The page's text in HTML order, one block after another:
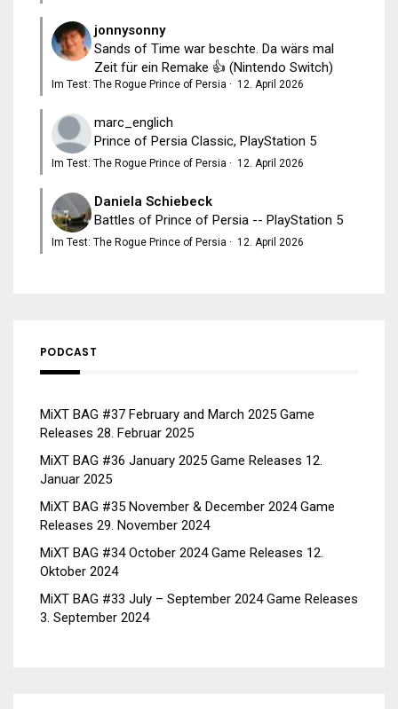
jonnysonny
Sands of Time war beschte. Da wärs mal
Zeit für ein Remake 👍 (Nintendo Switch)
Im Test: The Rogue Prince of Persia · 12. April 2026
marc_englich
Prince of Persia Classic, PlayStation 5
Im Test: The Rogue Prince of Persia · 12. April 2026
Daniela Schiebeck
Battles of Prince of Persia -- PlayStation 5
Im Test: The Rogue Prince of Persia · 12. April 2026
PODCAST
MiXT BAG #37 February and March 2025 Game
Releases 28. Februar 2025
MiXT BAG #36 January 2025 Game Releases 12.
Januar 2025
MiXT BAG #35 November & December 2024 Game
Releases 29. November 2024
MiXT BAG #34 October 2024 Game Releases 12.
Oktober 2024
MiXT BAG #33 July – September 2024 Game Releases
3. September 2024